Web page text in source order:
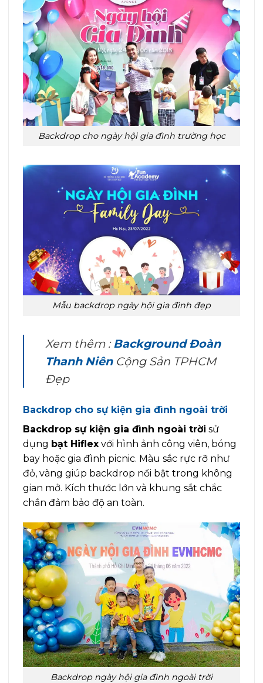
Backdrop cho ngày hội gia đình trường học
Mẫu backdrop ngày hội gia đình đẹp
Xem thêm :Background Đoàn
Thanh NiênCộng Sản TPHCM
Đẹp
Backdrop cho sự kiện gia đình ngoài trời
Backdrop sự kiện gia đình ngoài trời sử
dụng bạt Hiflex với hình ảnh công viên, bóng
bay hoặc gia đình picnic. Màu sắc rực rỡ như
đỏ, vàng giúp backdrop nổi bật trong không
gian mở. Kích thước lớn và khung sắt chắc
chắn đảm bảo độ an toàn.
Backdrop ngày hội gia đình ngoài trời